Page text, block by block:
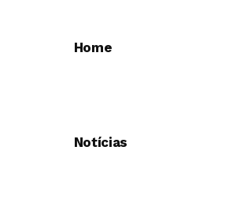
Home
Notícias